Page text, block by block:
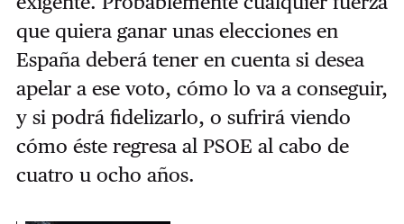
que quiera ganar unas elecciones en
España deberá tener en cuenta si desea
apelar a ese voto, cómo lo va a conseguir,
y si podrá fidelizarlo, o sufrirá viendo
cómo éste regresa al PSOE al cabo de
cuatro u ocho años.